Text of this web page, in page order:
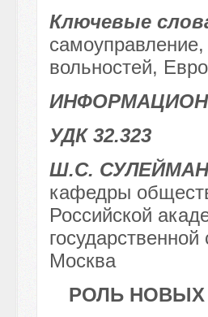
Ключевые
вольностей,
УДК 32.323
Ш.С.
кафедры
Российской
Москва
РОЛЬ